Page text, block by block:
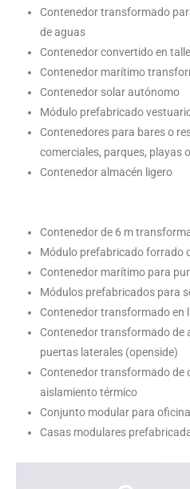
Contenedor transformado
de aguas
Contenedor convertido en
Contenedor marítimo
Contenedor solar autónomo
Módulo prefabricado
Contenedores para bares o
comerciales, parques, playas
Contenedor almacén ligero
Contenedor de 6 m
Módulo prefabricado forrado
Contenedor marítimo para
Módulos prefabricados para
Contenedor transformado en
Contenedor transformado de
puertas laterales (openside)
Contenedor transformado de
aislamiento térmico
Conjunto modular para
Casas modulares